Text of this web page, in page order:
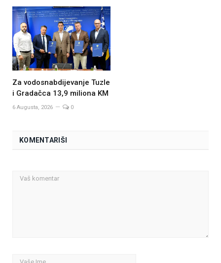
Za vodosnabdijevanje Tuzle
i Gradačca 13,9 miliona KM
6 Augusta, 2026 0
KOMENTARIŠI